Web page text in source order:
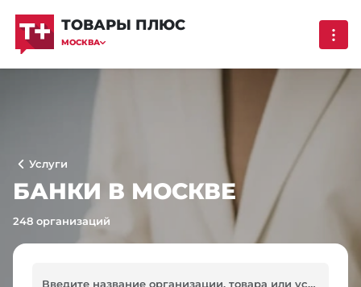
ТОВАРЫ ПЛЮС
МОСКВА
Услуги
БАНКИ В МОСКВЕ
248 организаций